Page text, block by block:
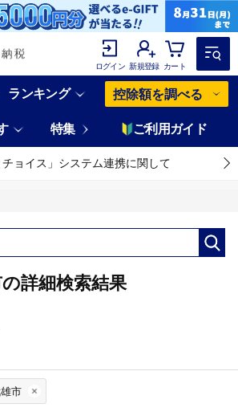
ログイン 新規登録 カート
ランキング 控除額を調べる
特集 ご利用ガイド
チョイス」システム連携に関して
詳細検索結果
市